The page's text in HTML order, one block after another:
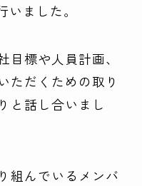
いました。
標や人員計画、
ただくための取り
と話し合いまし
組んでいるメンバ